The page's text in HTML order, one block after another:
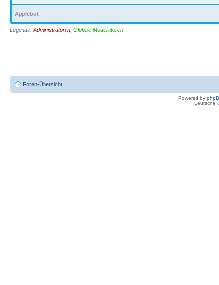
Applebot
Legende: Administratoren Globale Moderatoren
Foren-Übersicht
Powered by
Deutsche